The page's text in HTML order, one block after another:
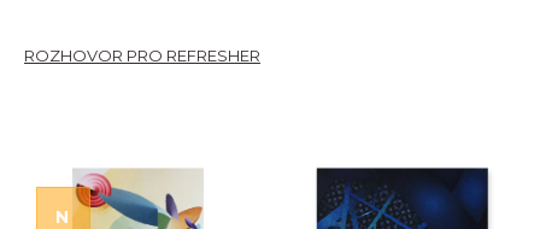
ROZHOVOR PRO REFRESHER
N OVINKA